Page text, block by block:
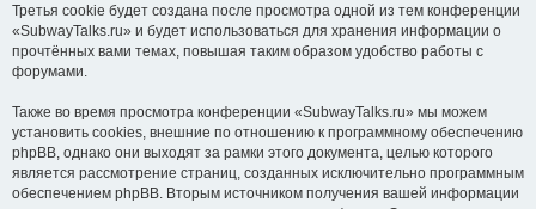
Третья cookie будет создана после просмотра одной из тем конференции
«SubwayTalks.ru» и будет использоваться для хранения информации о
прочтённых вами темах, повышая таким образом удобство работы с
форумами.
Также во время просмотра конференции «SubwayTalks.ru» мы можем
установить cookies, внешние по отношению к программному обеспечению
phpBB, однако они выходят за рамки этого документа, целью которого
является рассмотрение страниц, созданных исключительно программным
обеспечением phpBB. Вторым источником получения вашей информации